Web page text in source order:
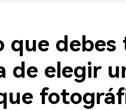
que debes
de elegir